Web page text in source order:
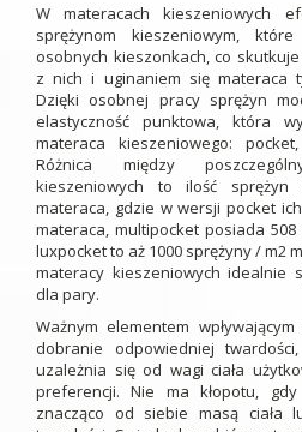
W materacach kieszeniowych
sprężynom kieszeniowym,
osobnych kieszonkach, co
z nich i uginaniem się materaca
Dzięki osobnej pracy sprężyn
elastyczność punktowa, która
materaca kieszeniowego:
Różnica między
kieszeniowych to ilość
materaca, gdzie w wersji pocket
materaca, multipocket posiada
luxpocket to aż 1000 sprężyny / m2
materacy kieszeniowych idealnie
dla pary.
Ważnym elementem
dobranie odpowiedniej
uzależnia się od wagi ciała
preferencji. Nie ma kłopotu,
znacząco od siebie masą ciała